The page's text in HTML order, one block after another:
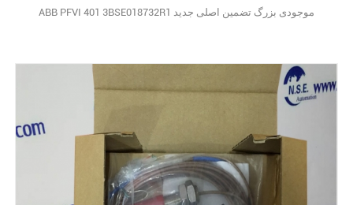
ABB PFVI 401 3BSE018732R1 موجودی بزرگ تضمین اصلی جدید